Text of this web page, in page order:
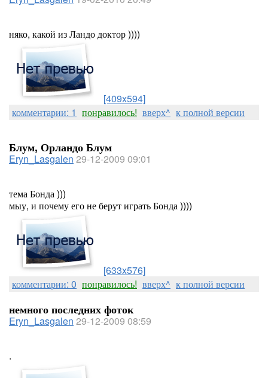
няко, какой из Ландо доктор ))))
[409x594]
комментарии: 1 понравилось! вверх^ к полной версии
Блум, Орландо Блум
Eryn_Lasgalen 29-12-2009 09:01
тема Бонда )))
мыу, и почему его не берут играть Бонда ))))
[633x576]
комментарии: 0 понравилось! вверх^ к полной версии
немного последних фоток
Eryn_Lasgalen 29-12-2009 08:59
.